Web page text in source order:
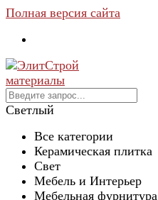
Полная версия сайта
Светлый
Все категории
Керамическая плитка
Свет
Мебель и Интерьер
Мебельная фурнитура